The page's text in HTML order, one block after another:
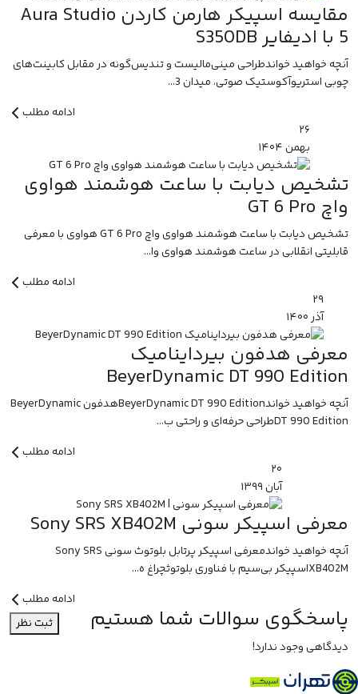
مقایسه اسپیکر هارمن کاردن Aura Studio
5 با ادیفایر S350DB
آنچه خواهید خواندطراحی مینی‌مالیست و تندیس‌گونه در مقابل کابینت‌های
چوبی استریوآکوستیک صوتی، میدان 3...
ادامه مطلب
۲۶
بهمن۱۴۰۴
تشخیص دیابت با ساعت هوشمند هواوی
واچ GT 6 Pro
تشخیص دیابت با ساعت هوشمند هواوی واچ GT 6 Pro هواوی با معرفی
قابلیتی انقلابی در ساعت هوشمند هواوی وا...
ادامه مطلب
۲۹
آذر۱۴۰۰
معرفی هدفون بیرداینامیک
BeyerDynamic DT 990 Edition
آنچه خواهید خواندBeyerDynamic DT 990 Editionهدفون BeyerDynamic
DT 990 Editionطراحی حرفه‌ای و راحتی ب...
ادامه مطلب
۲۰
آبان۱۳۹۹
معرفی اسپیکر سونی Sony SRS XB402M
آنچه خواهید خواندمعرفی اسپیکر پرتابل بلوتوث سونی Sony SRS
XB402Mاسپیکر بی‌سیم با فناوری بلوتوثچراغ ه...
ادامه مطلب
پاسخگوی سوالات شما هستیم
ثبت نظر
دیدگاهی وجود ندارد!